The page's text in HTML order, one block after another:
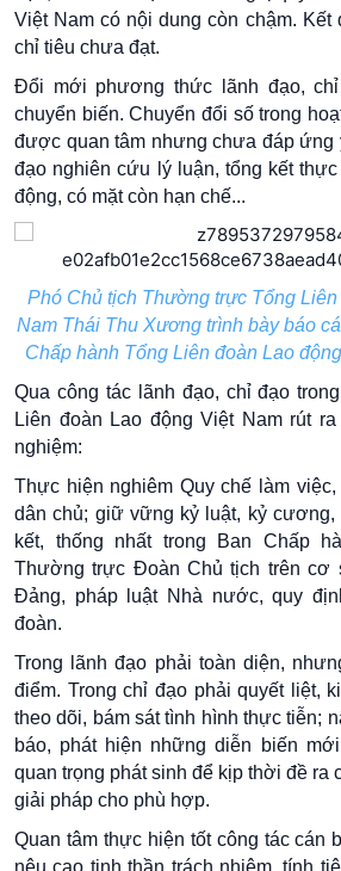
Việt Nam có nội dung còn chậm. Kết
chỉ tiêu chưa đạt.
Đổi mới phương thức lãnh đạo,
chuyển biến. Chuyển đổi số trong
được quan tâm nhưng chưa đáp ứng
đạo nghiên cứu lý luận, tổng kết
động, có mặt còn hạn chế...
Phó Chủ tịch Thường trực Tổng
Nam Thái Thu Xương trình bày báo
Chấp hành Tổng Liên đoàn Lao
Qua công tác lãnh đạo, chỉ đạo
Liên đoàn Lao động Việt Nam rút
nghiệm:
Thực hiện nghiêm Quy chế làm việc,
dân chủ; giữ vững kỷ luật, kỷ
kết, thống nhất trong Ban Chấp
Thường trực Đoàn Chủ tịch trên cơ
Đảng, pháp luật Nhà nước, quy
đoàn.
Trong lãnh đạo phải toàn diện,
điểm. Trong chỉ đạo phải quyết liệt,
theo dõi, bám sát tình hình thực tiễn;
báo, phát hiện những diễn biến
quan trọng phát sinh để kịp thời đề ra
giải pháp cho phù hợp.
Quan tâm thực hiện tốt công tác cán
nêu cao tinh thần trách nhiệm, tính